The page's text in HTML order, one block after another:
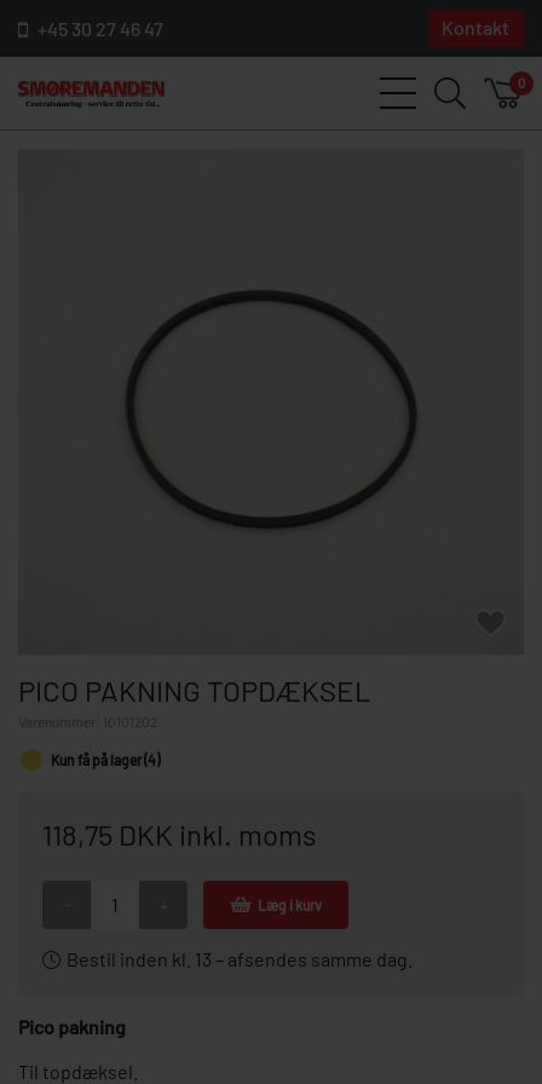
+45 30 27 46 47 Kontakt
0
PICO PAKNING TOPDÆKSEL
10101202
Kun få på lager (4)
118,75 DKK inkl. moms
Læg i kurv
Bestil inden kl. 13 – afsendes samme dag.
Pico pakning
Til topdæksel.